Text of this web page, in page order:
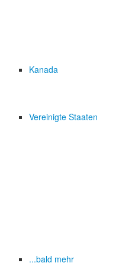
Kanada
Vereinigte Staaten
...bald mehr